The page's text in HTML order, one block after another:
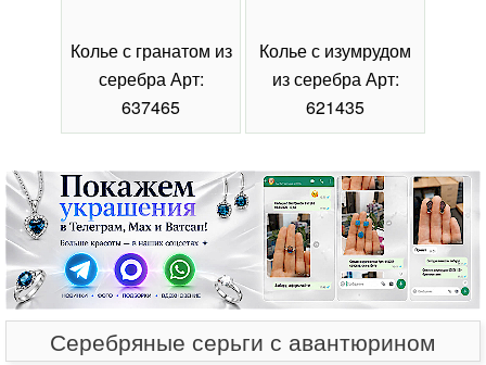
Колье с гранатом из
серебра Арт:
637465
Колье с изумрудом
из серебра Арт:
621435
Серебряные серьги с авантюрином